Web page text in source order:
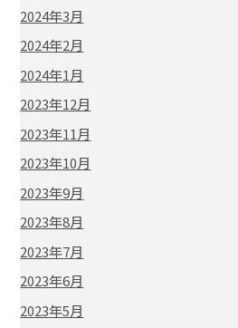
2024年3月
2024年2月
2024年1月
2023年12月
2023年11月
2023年10月
2023年9月
2023年8月
2023年7月
2023年6月
2023年5月